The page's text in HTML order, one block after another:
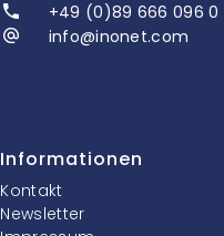
+49 (0)89 666 096 0
info@inonet.com
Informationen
Kontakt
Newsletter